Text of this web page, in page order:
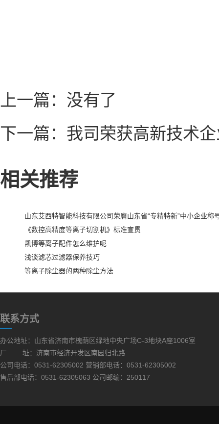
上一篇： 没有了
下一篇： 我司荣获高新技术
相关推荐
山东艾西特智能科技有限公司荣膺山东省“专精特新”中小企业称
《数控高精度等离子切割机》标准宣贯
凯博等离子配件怎么维护呢
浅谈滤芯过滤器保养技巧
等离子除尘器的两种除尘方法
联系方式
办公地址：山东省济南市槐荫区绿地中央广场C-3地块A座1006室
厂 址：济南市经济开发区南园归北路
公司电话：0531-62305002 营销部电话：0531-62305002
售后部电话：0531-62305063 公司邮编：250117